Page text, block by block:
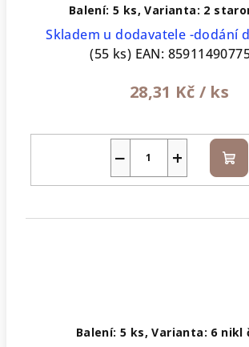
Balení: 5 ks, Varianta: 2
Skladem u dodavatele -dodání
(55 ks) EAN:
28,31 Kč / ks
+
− Do
Balení: 5 ks, Varianta: 6 nikl